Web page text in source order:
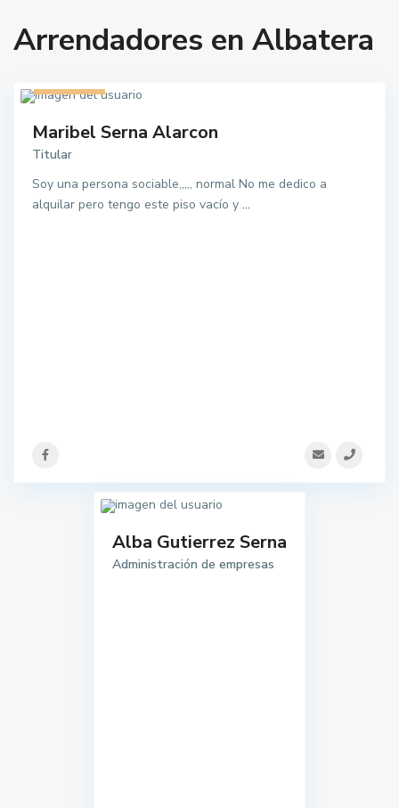
Arrendadores en Albatera
Maribel Serna Alarcon
Titular
Soy una persona sociable,,,,, normal No me dedico a
alquilar pero tengo este piso vacío y ...
Alba Gutierrez Serna
Administración de empresas